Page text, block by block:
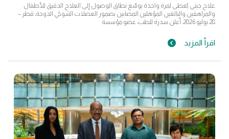
علاج جيني يُعطى لمرة واحدة يوسّع نطاق الوصول إلى العلاج الدقيق للأطفال
والمراهقين والبالغين المؤهلين المصابين بضمور العضلات الشوكي الدوحة، قطر –
28 يوليو 2026: أعلن سدرة للطب، عضو مؤسسة
اقرأ المزيد